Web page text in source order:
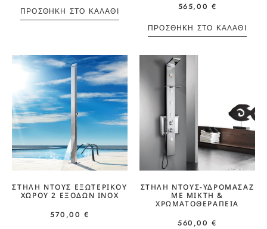
ΠΡΟΣΘΉΚΗ ΣΤΟ ΚΑΛΆΘΙ
565,00 €
ΠΡΟΣΘΉΚΗ ΣΤΟ ΚΑΛΆΘΙ
ΣΤΉΛΗ ΝΤΟΥΣ ΕΞΩΤΕΡΙΚΟΎ
ΧΏΡΟΥ 2 ΕΞΌΔΩΝ INOX
570,00€
ΣΤΉΛΗ ΝΤΟΥΣ-ΥΔΡΟΜΑΣΆΖ
ΜΕ ΜΊΚΤΗ &
ΧΡΩΜΑΤΟΘΕΡΑΠΕΊΑ
560,00€